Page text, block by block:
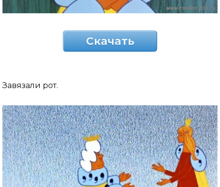
Скачать
Завязали рот.